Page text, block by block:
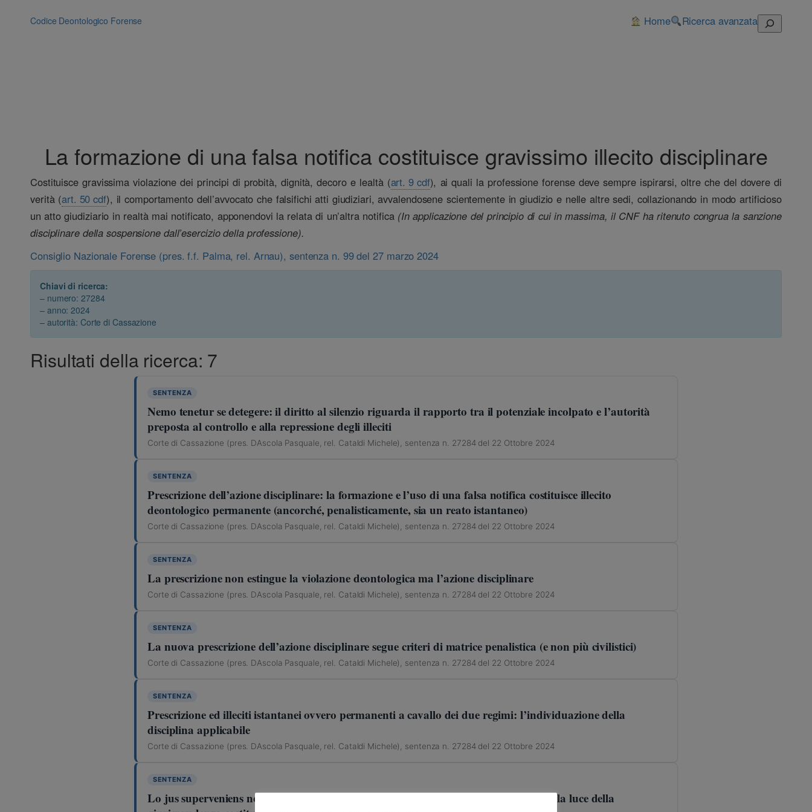
Codice Deontologico Forense Home Ricerca avanzata Cerca
La formazione di una falsa notifica costituisce gravissimo illecito disciplinare
Costituisce gravissima violazione dei principi di probità, dignità, decoro e lealtà (art. 9 cdf), ai quali la professione forense deve sempre ispirarsi, oltre che del dovere di
verità (art. 50 cdf), il comportamento dell’avvocato che falsifichi atti giudiziari, avvalendosene scientemente in giudizio e nelle altre sedi, collazionando in modo artificioso
un atto giudiziario in realtà mai notificato, apponendovi la relata di un’altra notifica (In applicazione del principio di cui in massima, il CNF ha ritenuto congrua la sanzione
disciplinare della sospensione dall’esercizio della professione).
Consiglio Nazionale Forense (pres. f.f. Palma, rel. Arnau), sentenza n. 99 del 27 marzo 2024
Chiavi di ricerca:
– numero: 27284
– anno: 2024
– autorità: Corte di Cassazione
Risultati della ricerca: 7
SENTENZA
Nemo tenetur se detegere: il diritto al silenzio riguarda il rapporto tra il potenziale incolpato e l’autorità
preposta al controllo e alla repressione degli illeciti
Corte di Cassazione (pres. DAscola Pasquale, rel. Cataldi Michele), sentenza n. 27284 del 22 Ottobre 2024
SENTENZA
Prescrizione dell’azione disciplinare: la formazione e l’uso di una falsa notifica costituisce illecito
deontologico permanente (ancorché, penalisticamente, sia un reato istantaneo)
Corte di Cassazione (pres. DAscola Pasquale, rel. Cataldi Michele), sentenza n. 27284 del 22 Ottobre 2024
SENTENZA
La prescrizione non estingue la violazione deontologica ma l’azione disciplinare
Corte di Cassazione (pres. DAscola Pasquale, rel. Cataldi Michele), sentenza n. 27284 del 22 Ottobre 2024
SENTENZA
La nuova prescrizione dell’azione disciplinare segue criteri di matrice penalistica (e non più civilistici)
Corte di Cassazione (pres. DAscola Pasquale, rel. Cataldi Michele), sentenza n. 27284 del 22 Ottobre 2024
SENTENZA
Prescrizione ed illeciti istantanei ovvero permanenti a cavallo dei due regimi: l’individuazione della
disciplina applicabile
Corte di Cassazione (pres. DAscola Pasquale, rel. Cataldi Michele), sentenza n. 27284 del 22 Ottobre 2024
SENTENZA
Lo jus superveniens non si applica alla prescrizione dell’azione disciplinare (anche alla luce della